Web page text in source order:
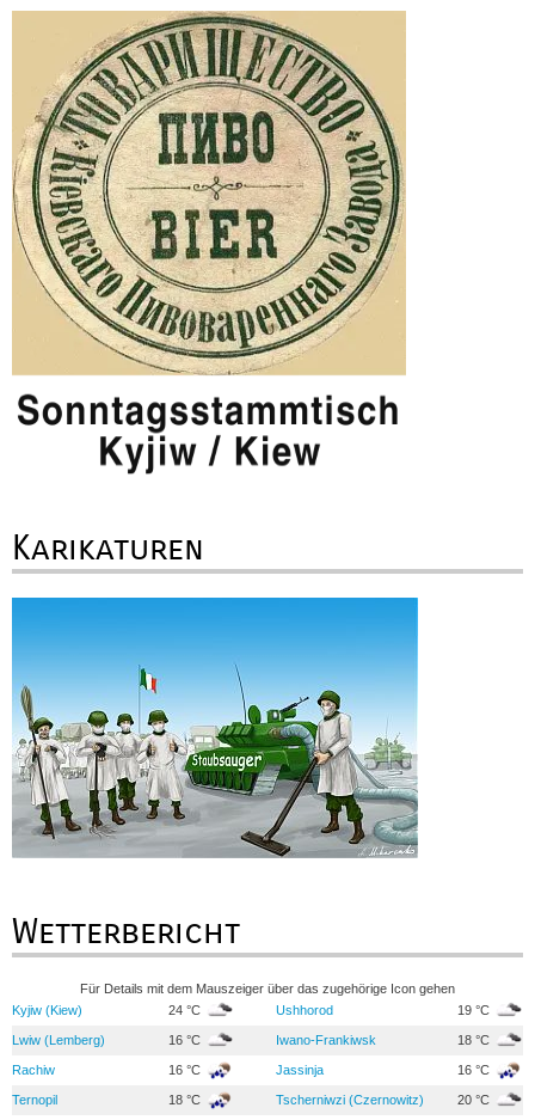
Karikaturen
Wetterbericht
Für Details mit dem Mauszeiger über das zugehörige Icon gehen
Kyjiw (Kiew)
24 °C Ushhorod 19 °C
Lwiw (Lemberg) 16 °C Iwano-Frankiwsk 18 °C
Rachiw 16 °C Jassinja 16 °C
Ternopil 18 °C Tscherniwzi (Czernowitz) 20 °C